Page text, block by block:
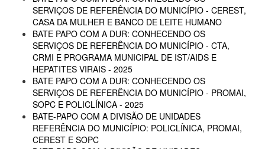
SERVIÇOS DE REFERÊNCIA DO MUNICÍPIO - CEREST,
CASA DA MULHER E BANCO DE LEITE HUMANO
BATE PAPO COM A DUR: CONHECENDO OS
SERVIÇOS DE REFERÊNCIA DO MUNICÍPIO - CTA,
CRMI E PROGRAMA MUNICIPAL DE IST/AIDS E
HEPATITES VIRAIS - 2025
BATE PAPO COM A DUR: CONHECENDO OS
SERVIÇOS DE REFERÊNCIA DO MUNICÍPIO - PROMAI,
SOPC E POLICLÍNICA - 2025
BATE-PAPO COM A DIVISÃO DE UNIDADES
REFERÊNCIA DO MUNICÍPIO: POLICLÍNICA, PROMAI,
CEREST E SOPC